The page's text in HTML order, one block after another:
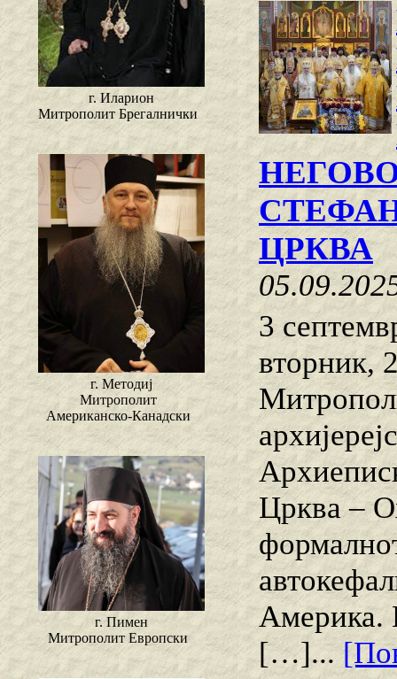
г. Иларион
Митрополит Брегалнички
г. Методиј
Митрополит
Американско-Канадски
г. Пимен
Митрополит Европски
ЦРКВА
3
вторник,
Црква –
Америка.
[…]...